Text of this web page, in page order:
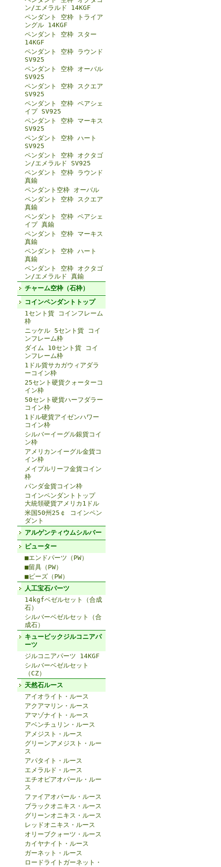
ン/エメラルド 14KGF
ペンダント 空枠 トライア
ングル 14KGF
ペンダント 空枠 スター
14KGF
ペンダント 空枠 ラウンド
SV925
ペンダント 空枠 オーバル
SV925
ペンダント 空枠 スクエア
SV925
ペンダント 空枠 ペアシェ
イプ SV925
ペンダント 空枠 マーキス
SV925
ペンダント 空枠 ハート
SV925
ペンダント 空枠 オクタゴ
ン/エメラルド SV925
ペンダント 空枠 ラウンド
真鍮
ペンダント空枠 オーバル
ペンダント 空枠 スクエア
真鍮
ペンダント 空枠 ペアシェ
イプ 真鍮
ペンダント 空枠 マーキス
真鍮
ペンダント 空枠 ハート
真鍮
ペンダント 空枠 オクタゴ
ン/エメラルド 真鍮
チャーム空枠（石枠）
コインペンダントトップ
1セント貨 コインフレーム
枠
ニッケル 5セント貨 コイ
ンフレーム枠
ダイム 10セント貨 コイ
ンフレーム枠
1ドル貨サカガウィアダラ
ーコイン枠
25セント硬貨クォーターコ
イン枠
50セント硬貨ハーフダラー
コイン枠
1ドル硬貨アイゼンハワー
コイン枠
シルバーイーグル銀貨コイ
ン枠
アメリカンイーグル金貨コ
イン枠
メイプルリーフ金貨コイン
枠
パンダ金貨コイン枠
コインペンダントトップ
大統領硬貨アメリカ1ドル
米国50州25￠ コインペン
ダント
アルゲンティウムシルバー
ピューター
■エンドパーツ（PW）
■留具（PW）
■ビーズ（PW）
人工宝石パーツ
14kgfベゼルセット（合成
石）
シルバーベゼルセット（合
成石）
キュービックジルコニアパ
ーツ
ジルコニアパーツ 14KGF
シルバーベゼルセット
（CZ）
天然石ルース
アイオライト・ルース
アクアマリン・ルース
アマゾナイト・ルース
アベンチュリン・ルース
アメジスト・ルース
グリーンアメジスト・ルー
ス
アパタイト・ルース
エメラルド・ルース
エチオピアオパール・ルー
ス
ファイアオパール・ルース
ブラックオニキス・ルース
グリーンオニキス・ルース
レッドオニキス・ルース
オリーブクォーツ・ルース
カイヤナイト・ルース
ガーネット・ルース
ロードライトガーネット・